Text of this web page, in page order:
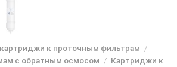
к проточным фильтрам /
с обратным осмосом / Картриджи к